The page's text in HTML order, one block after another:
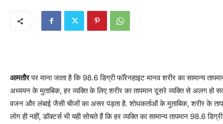
आमतौरपर माना जाता है कि 98.6 डिग्री फॉरेनहाइट मानव शरीर का सामान्य
अध्ययन के मुताबिक, हर व्‍यक्ति के लिए शरीर का तापमान दूसरे व्यक्ति से अलग हो
वजन और लंबाई जैसी चीजों का असर पड़ता है. शोधकर्ताओं के मुताबिक, शरीर के
लोग ही नहीं, डॉक्‍टर्स भी यही सोचते हैं कि हर व्‍यक्ति का सामान्य तापमान 98.6